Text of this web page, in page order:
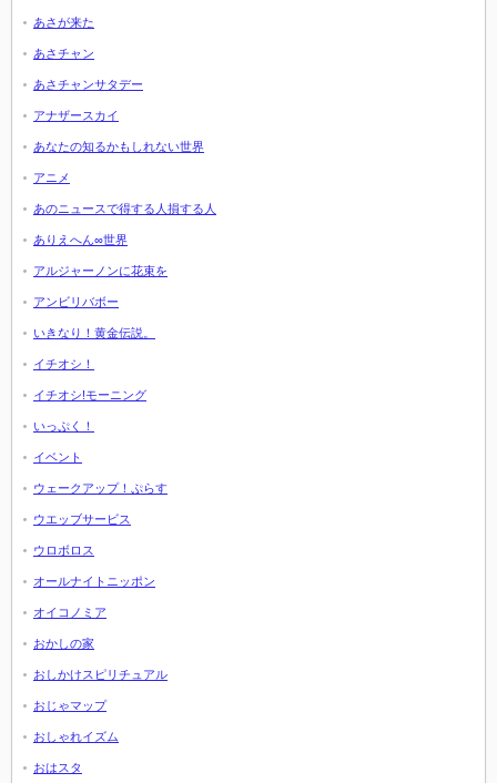
あさが来た
あさチャン
あさチャンサタデー
アナザースカイ
あなたの知るかもしれない世界
アニメ
あのニュースで得する人損する人
ありえへん∞世界
アルジャーノンに花束を
アンビリバボー
いきなり！黄金伝説。
イチオシ！
イチオシ!モーニング
いっぷく！
イベント
ウェークアップ！ぷらす
ウエッブサービス
ウロボロス
オールナイトニッポン
オイコノミア
おかしの家
おしかけスピリチュアル
おじゃマップ
おしゃれイズム
おはスタ